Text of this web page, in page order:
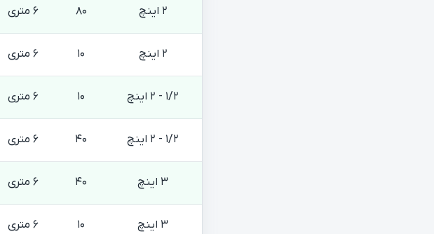
2 اینچ 80 6 متری
2 اینچ 10 6 متری
1/2 - 2 اینچ 10 6 متری
1/2 - 2 اینچ 40 6 متری
3 اینچ 40 6 متری
3 اینچ 10 6 متری